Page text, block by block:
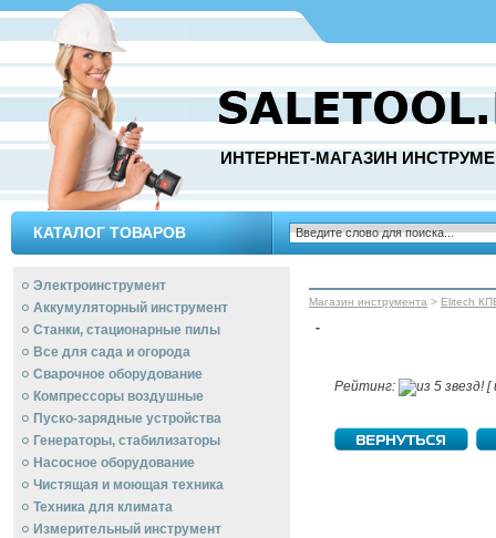
ИНТЕРНЕТ-МАГАЗИН
КАТАЛОГ ТОВАРОВ
Электроинструмент
Аккумуляторный инструмент
Станки, стационарные пилы
Все для сада и огорода
Сварочное оборудование
Компрессоры воздушные
Пуско-зарядные устройства
Генераторы, стабилизаторы
Насосное оборудование
Чистящая и моющая техника
Техника для климата
Измерительный инструмент
Магазин инструмента > Elitech
-
Рейтинг: [